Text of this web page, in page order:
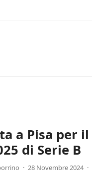
a Pisa per
di Serie B
· 28 Novembre 2024 ·